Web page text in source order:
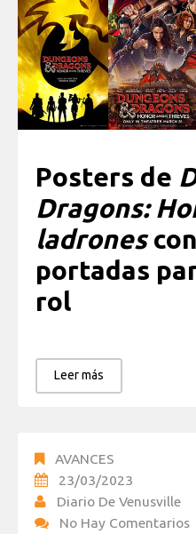
Posters de
Dragons:
ladrones
portadas
rol
Leer más
AVANCES
23/03/2023
Diario De Venusville
No Hay Comentarios